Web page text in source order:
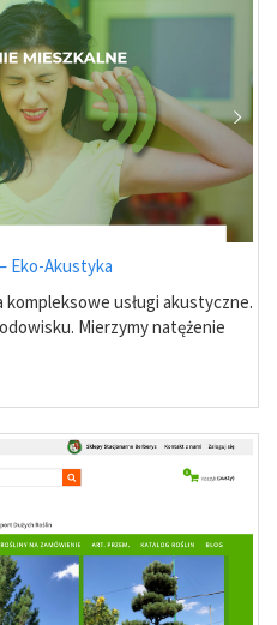
Eko-Akustyka
usługi akustyczne.
Mierzymy natężenie